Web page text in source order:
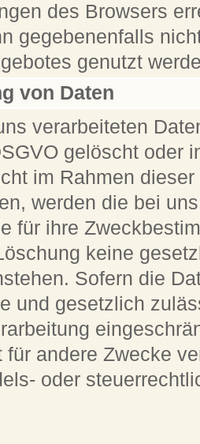
des Browsers
gegebenenfalls
genutzt
von Daten
verarbeiteten
gelöscht oder
im Rahmen
werden die bei
für ihre
keine
Sofern die
und gesetzlich
für andere Zwecke
oder